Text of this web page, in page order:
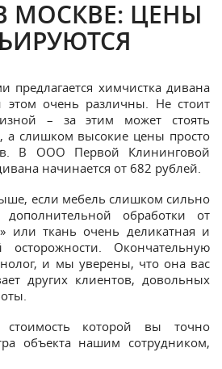
МОСКВЕ: ЦЕНЫ
химчистка дивана
очень различны. Не стоит
– за этим может стоять
а слишком высокие цены просто
В ООО Первой Клининговой
начинается от 682 рублей.
если мебель слишком сильно
дополнительной обработки от
или ткань очень деликатная и
осторожности. Окончательную
и мы уверены, что она вас
других клиентов, довольных
стоимость которой вы точно
объекта нашим сотрудником,